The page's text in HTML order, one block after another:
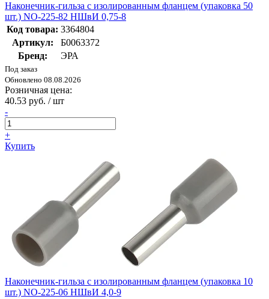
Наконечник-гильза с изолированным фланцем (упаковка 50
шт.) NO-225-82 НШвИ 0,75-8
Код товара: 3364804
Артикул:
Б0063372
Бренд:
ЭРА
Под заказ
Обновлено 08.08.2026
Розничная цена:
40.53 руб. / шт
-
+
Купить
Наконечник-гильза с изолированным фланцем (упаковка 10
шт.) NO-225-06 НШвИ 4,0-9